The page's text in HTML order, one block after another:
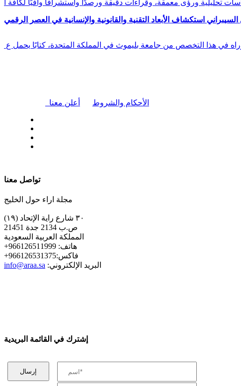
السيبراني استكشاف الأبعاد التقنية والقانونية والإنسانية في العصر الرقمي
في هذا التخصص من جامعة بليموث في المملكة المتحدة، كتابًا يحمل ع
أعلن معنا الأحكام والشروط
تواصل معنا
مجلة اراء حول الخليج
٣٠ شارع راية الإتحاد (١٩)
ص.ب 2134 جدة 21451
المملكة العربية السعودية
+هاتف: 966126511999
+فاكس:966126531375
info@araa.sa :البريد الإلكتروني
إشترك في القائمة البريدية